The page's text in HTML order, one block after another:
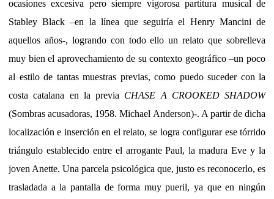
ocasiones excesiva pero siempre vigorosa partitura musical de
Stabley Black –en la línea que seguiría el Henry Mancini de
aquellos años-, logrando con todo ello un relato que sobrelleva
muy bien el aprovechamiento de su contexto geográfico –un poco
al estilo de tantas muestras previas, como puedo suceder con la
costa catalana en la previa CHASE A CROOKED SHADOW
(Sombras acusadoras, 1958. Michael Anderson)-. A partir de dicha
localización e inserción en el relato, se logra configurar ese tórrido
triángulo establecido entre el arrogante Paul, la madura Eve y la
joven Anette. Una parcela psicológica que, justo es reconocerlo, es
trasladada a la pantalla de forma muy pueril, ya que en ningún